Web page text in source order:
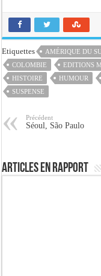
Etiquettes AMÉRIQUE DU
COLOMBIE
EDITIONS
HISTOIRE
HUMOUR
SUSPENSE
Précédent
Séoul, São Paulo
Articles en rapport